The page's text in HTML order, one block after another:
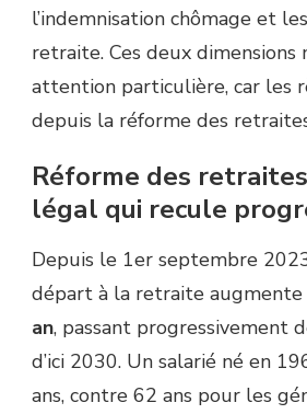
l’indemnisation chômage et
retraite. Ces deux
attention particulière, car les
depuis la réforme des
Réforme des
légal qui recule
Depuis le 1er septembre
départ à la retraite augmente
an, passant progressivement
d’ici 2030. Un salarié né en
ans, contre 62 ans pour les